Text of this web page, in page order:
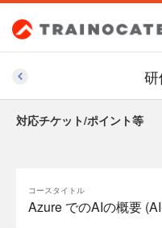
対応チケット/ポイント等
コースタイトル
Azure でのAIの概要